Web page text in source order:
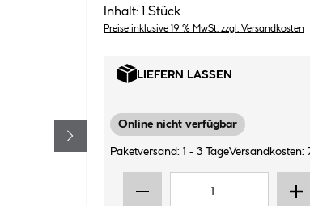
Inhalt: 1 Stück
Preise inklusive 19 % MwSt. zzgl. Versandkosten
LIEFERN LASSEN
Online nicht verfügbar
Paketversand: 1 - 3 TageVersandkosten: